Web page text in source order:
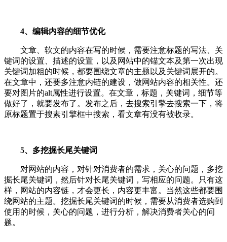
4、编辑内容的细节优化
文章、软文的内容在写的时候，需要注意标题的写法、关
键词的设置、描述的设置，以及网站中的锚文本及第一次出现
关键词加粗的时候，都要围绕文章的主题以及关键词展开的。
在文章中，还要多注意内链的建设，做网站内容的相关性。还
要对图片的alt属性进行设置。在文章，标题，关键词，细节等
做好了，就要发布了。发布之后，去搜索引擎去搜索一下，将
原标题置于搜素引擎框中搜索，看文章有没有被收录。
5、多挖掘长尾关键词
对网站的内容，对针对消费者的需求，关心的问题，多挖
掘长尾关键词，然后针对长尾关键词，写相应的问题。只有这
样，网站的内容链，才会更长，内容更丰富。当然这些都要围
绕网站的主题。挖掘长尾关键词的时候，需要从消费者选购到
使用的时候，关心的问题，进行分析，解决消费者关心的问
题。